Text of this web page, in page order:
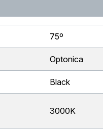
75º
Optonica
Black
3000K